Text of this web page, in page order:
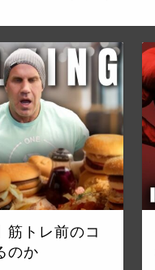
筋トレ前のコ
のか